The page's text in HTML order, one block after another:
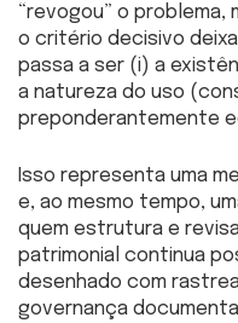
“revogou” o problema,
o critério decisivo
passa a ser (i) a
a natureza do uso
preponderantemente
Isso representa uma
e, ao mesmo tempo,
quem estrutura e
patrimonial continua
desenhado com
governança